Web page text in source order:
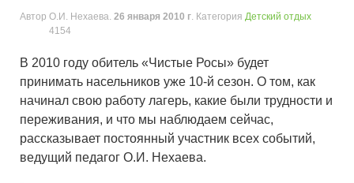
Автор О.И. Нехаева. 26 января 2010 г. Категория Детский отдых
4154
В 2010 году обитель «Чистые Росы» будет
принимать насельников уже 10-й сезон. О том, как
начинал свою работу лагерь, какие были трудности и
переживания, и что мы наблюдаем сейчас,
рассказывает постоянный участник всех событий,
ведущий педагог О.И. Нехаева.